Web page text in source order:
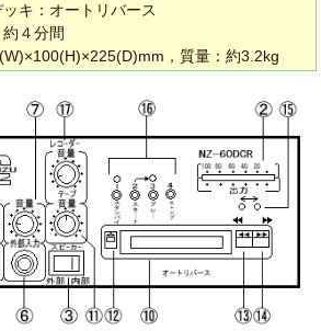
キ：オートリバース
約４分間
，質量：約3.2kg